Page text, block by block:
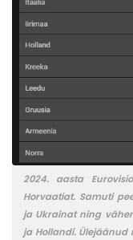
2024. aasta
Horvaatiat. Samuti
ja Ukrainat ning
ja Hollandi. Ülejäänud